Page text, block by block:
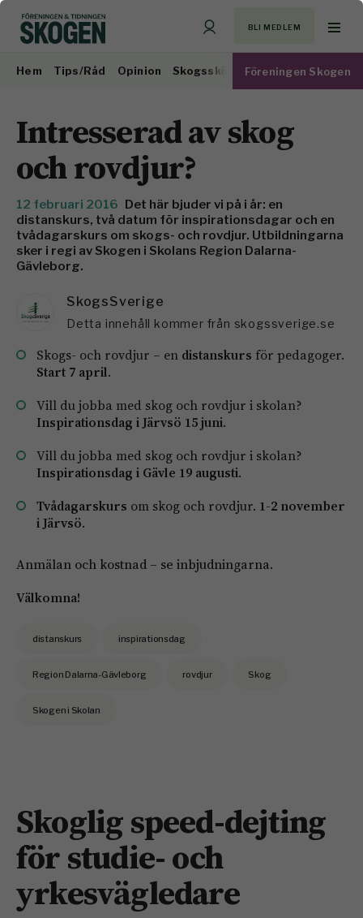
BLI MEDLEM
Hem Tips/Råd Opinion Skogsskötsel Virkesmarknad
Föreningen Skogen
Intresserad av skog
och rovdjur?
12 februari 2016 Det här bjuder vi på i år: en
distanskurs, två datum för inspirationsdagar och en
tvådagarskurs om skogs- och rovdjur. Utbildningarna
sker i regi av Skogen i Skolans Region Dalarna-
Gävleborg.
SkogsSverige
Detta innehåll kommer från skogssverige.se
Skogs- och rovdjur – en distanskurs för pedagoger.
Start 7 april.
Vill du jobba med skog och rovdjur i skolan?
Inspirationsdag i Järvsö 15 juni.
Vill du jobba med skog och rovdjur i skolan?
Inspirationsdag i Gävle 19 augusti.
Tvådagarskurs om skog och rovdjur. 1-2 november
i Järvsö.
Anmälan och kostnad – se inbjudningarna.
Välkomna!
distanskurs inspirationsdag
Region Dalarna-Gävleborg rovdjur Skog
Skogen i Skolan
Skoglig speed-dejting
för studie- och
yrkesvägledare